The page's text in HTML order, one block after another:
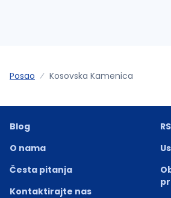
Posao Kosovska Kamenica
Blog
O nama
Česta pitanja
Kontaktirajte nas